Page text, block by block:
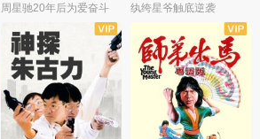
周星驰20年后为爱奋斗 纨绔星爷触底逆袭